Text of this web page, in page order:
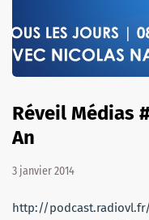
Réveil Médias
An
3 janvier 2014
http://